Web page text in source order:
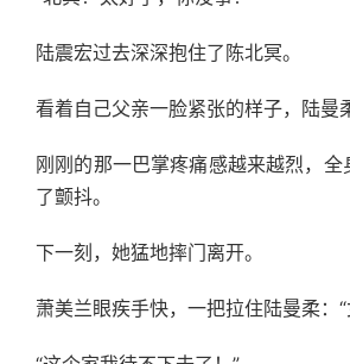
陆震宏过去深深抱住了陈北冥。
看着自己父亲一脸紧张的样子，陆曼
刚刚的那一巴掌疼痛感越来越烈，
了颤抖。
下一刻，她猛地摔门离开。
萧美兰眼疾手快，一把拉住陆曼柔：